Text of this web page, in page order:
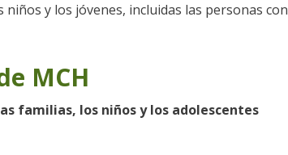
y los jóvenes, incluidas las personas con
MCH
familias, los niños y los adolescentes